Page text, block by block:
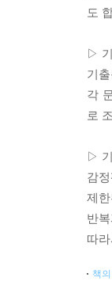
도
▷
기
각
로
▷
감
제
반
따
책